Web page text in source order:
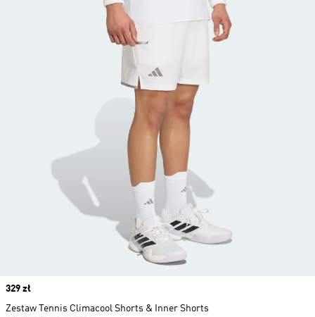
Price
329 zł
Zestaw Tennis Climacool Shorts & Inner Shorts